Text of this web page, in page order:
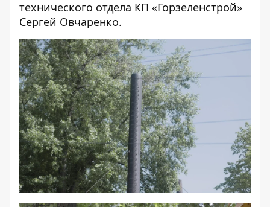
технического отдела КП «Горзеленстрой»
Сергей Овчаренко.